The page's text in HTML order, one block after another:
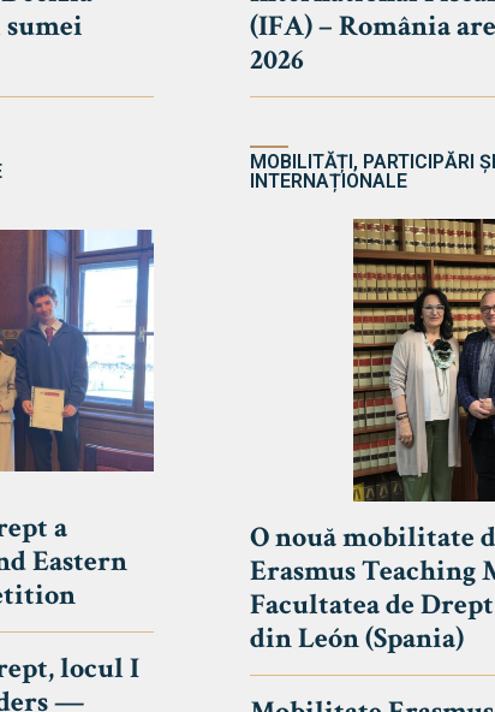
Bibliotecă & Reviste
Contact
sumei
(IFA) – România
2026
a
Eastern
locul I
—
MOBILITĂȚI, PARTICIPĂRI
INTERNAȚIONALE
O nouă mobilitate
Erasmus
Facultatea de
din León (Spania)